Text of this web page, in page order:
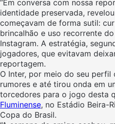
“Em conversa com nossa
identidade preservada,
começavam de forma sutil:
brincalhão e uso recorrente
Instagram. A estratégia,
jogadores, que evitavam
reportagem.
O Inter, por meio do seu
rumores e até tirou onda em
torcedores para o jogo desta
Fluminense, no Estádio Beira-
Copa do Brasil.